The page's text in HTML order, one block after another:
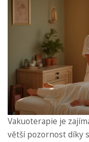
Vakuoterapie je
větší pozornost díky